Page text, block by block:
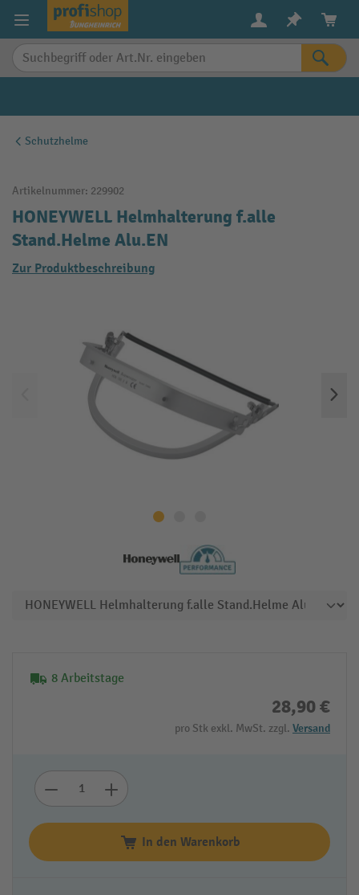
springen
Schutzhelme
Artikelnummer: 229902
HONEYWELL Helmhalterung f.alle
Stand.Helme Alu.EN
Zur Produktbeschreibung
8 Arbeitstage
28,90 €
pro Stk exkl. MwSt. zzgl. Versand
In den Warenkorb